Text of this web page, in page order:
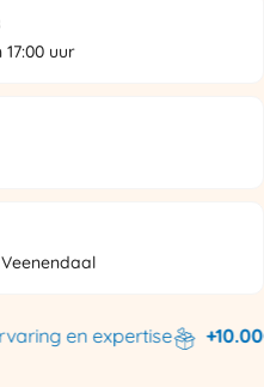
uur
en expertise